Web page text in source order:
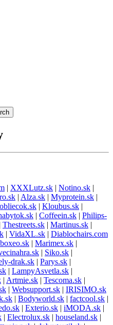
| XXXLutz.sk | Notino.sk |
| Alza.sk | Myprotein.sk |
| Kloubus.sk |
| Coffeein.sk | Philips-
Thestreets.sk | Martinus.sk |
| VidaXL.sk | Diablochairs.com
| Marimex.sk |
| Siko.sk |
drak.sk | Parys.sk |
| LampyAsvetla.sk |
| Artmie.sk | Tescoma.sk |
| Websupport.sk | IRISIMO.sk
| Bodyworld.sk | factcool.sk |
| Exterio.sk | iMODA.sk |
| Electrolux.sk | houseland.sk |